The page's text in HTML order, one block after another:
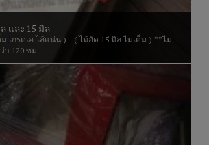
และ 15 มิล
เกรดเอ ไส้แน่น ) - ( ไม้อัด 15 มิล ไม่เต็ม ) **ไม่
า 120 ซม.